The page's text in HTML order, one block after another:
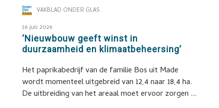
VAKBLAD ONDER GLAS
16 juli 2026
‘Nieuwbouw geeft winst in
duurzaamheid en klimaatbeheersing’
Het paprikabedrijf van de familie Bos uit Made
wordt momenteel uitgebreid van 12,4 naar 18,4 ha.
De uitbreiding van het areaal moet ervoor zorgen ...